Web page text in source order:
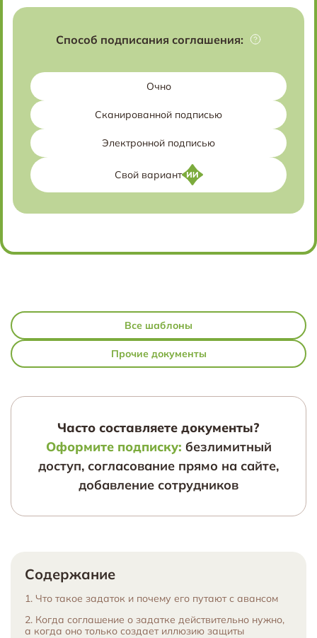
Способ подписания соглашения:
Очно
Сканированной подписью
Электронной подписью
Свой вариант
Все шаблоны
Прочие документы
Часто составляете документы?
Оформите подписку: безлимитный
доступ, согласование прямо на сайте,
добавление сотрудников
Содержание
1. Что такое задаток и почему его путают с авансом
2. Когда соглашение о задатке действительно нужно,
а когда оно только создает иллюзию защиты